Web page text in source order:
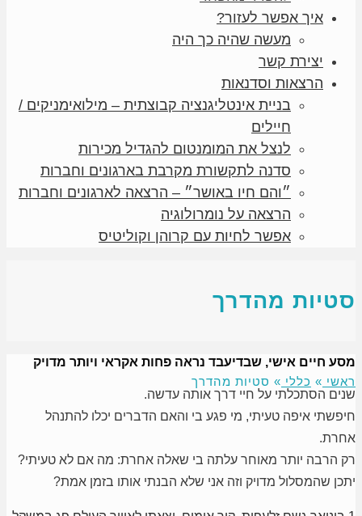
איך אפשר לעזור?
מעשה שהיה כך היה
יצירת קשר
הרצאות וסדנאות
בניית אינטליגנציה קבוצתית – מילואימניקים /
חיילים
לנצל את המומנטום להגדיל מכירות
סדנה לתקשורת מקרבת בארגונים וחברות
״והם חיו באושר״ – הרצאה לארגונים וחברות
הרצאה על נומרולוגיה
אפשר לחיות עם קרוהן וקוליטיס
סטיות מהדרך
ראשי » כללי » סטיות מהדרך
מסע חיים אישי, שבדיעבד נראה פחות אקראי ויותר מדויק
שנים הסתכלתי על חיי דרך אותה עדשה.
חיפשתי איפה טעיתי, מי פגע בי והאם הדברים יכלו להתנהל
אחרת.
רק הרבה יותר מאוחר עלתה בי שאלה אחרת: מה אם לא טעיתי?
יתכן שהמסלול מדויק וזה אני שלא הבנתי אותו בזמן אמת?